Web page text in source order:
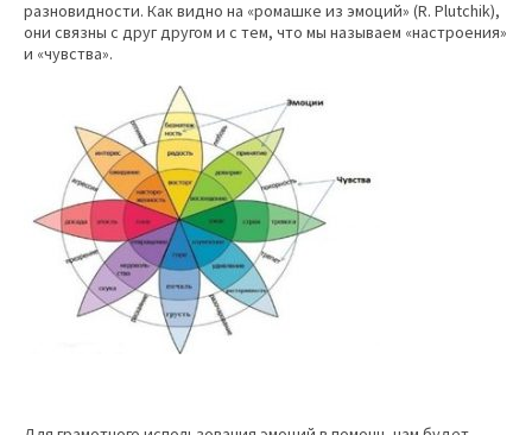
разновидности. Как видно на «ромашке из эмоций» (R. Plutchik),
они связны с друг другом и с тем, что мы называем «настроения»
и «чувства».